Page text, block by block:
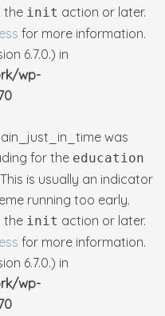
the init action or later.
for more information.
6.7.0.) in
wp-
was
for the education
is usually an indicator
running too early.
the init action or later.
for more information.
6.7.0.) in
wp-